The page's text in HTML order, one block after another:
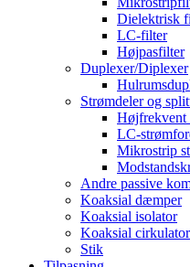
Dielektrisk
LC-filter
Højpasfilter
Duplexer/Diplexer
Strømdeler og
Højfrekvent
LC-
Mikrostrip
Andre passive
Koaksial dæmper
Koaksial isolator
Koaksial cirkulator
Stik